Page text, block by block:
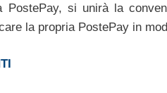
si unirà la
la propria PostePay in